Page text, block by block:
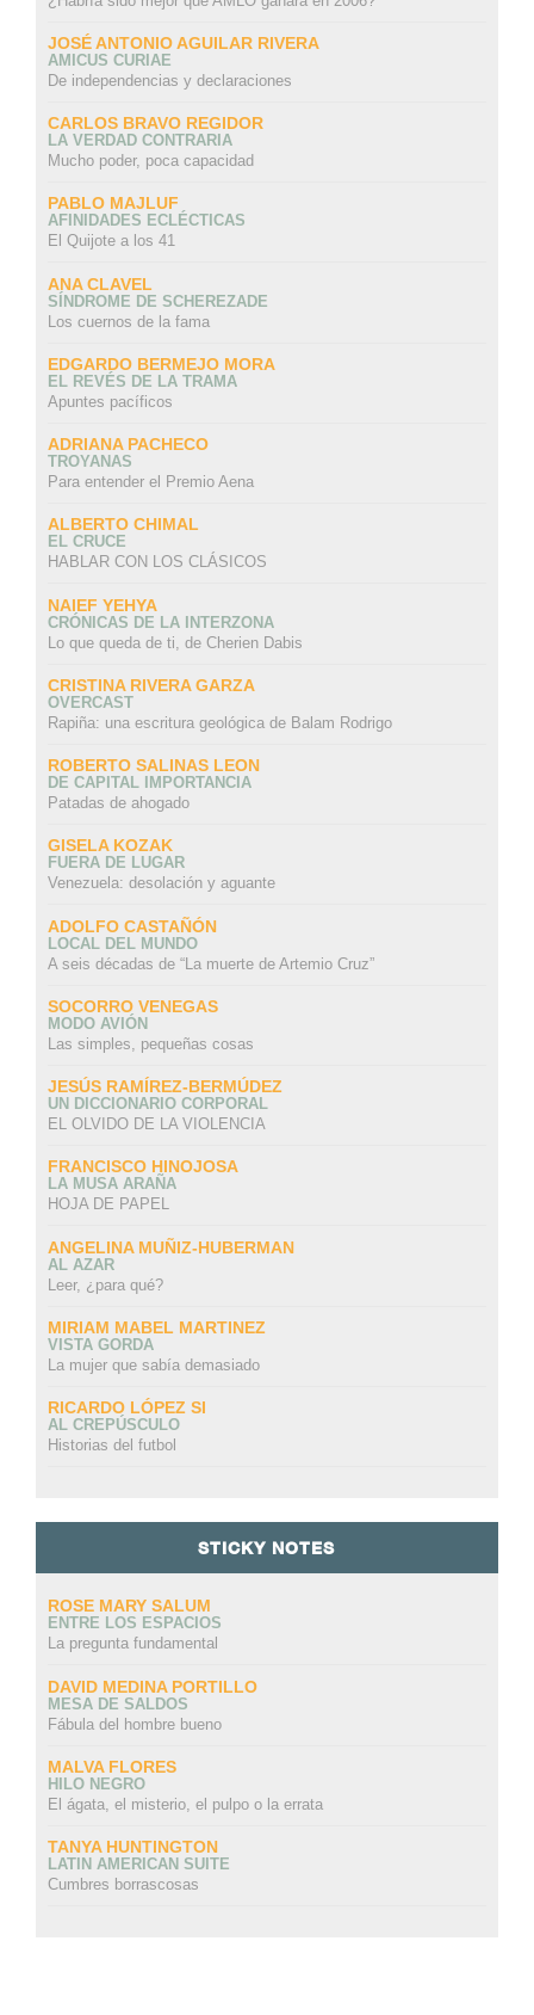
JOSÉ ANTONIO AGUILAR RIVERA
AMICUS CURIAE
De independencias y declaraciones
CARLOS BRAVO REGIDOR
LA VERDAD CONTRARIA
Mucho poder, poca capacidad
PABLO MAJLUF
AFINIDADES ECLÉCTICAS
El Quijote a los 41
ANA CLAVEL
SÍNDROME DE SCHEREZADE
Los cuernos de la fama
EDGARDO BERMEJO MORA
EL REVÉS DE LA TRAMA
Apuntes pacíficos
ADRIANA PACHECO
TROYANAS
Para entender el Premio Aena
ALBERTO CHIMAL
EL CRUCE
HABLAR CON LOS CLÁSICOS
NAIEF YEHYA
CRÓNICAS DE LA INTERZONA
Lo que queda de ti, de Cherien Dabis
CRISTINA RIVERA GARZA
OVERCAST
Rapiña: una escritura geológica de Balam Rodrigo
ROBERTO SALINAS LEON
DE CAPITAL IMPORTANCIA
Patadas de ahogado
GISELA KOZAK
FUERA DE LUGAR
Venezuela: desolación y aguante
ADOLFO CASTAÑÓN
LOCAL DEL MUNDO
A seis décadas de “La muerte de Artemio Cruz”
SOCORRO VENEGAS
MODO AVIÓN
Las simples, pequeñas cosas
JESÚS RAMÍREZ-BERMÚDEZ
UN DICCIONARIO CORPORAL
EL OLVIDO DE LA VIOLENCIA
FRANCISCO HINOJOSA
LA MUSA ARAÑA
HOJA DE PAPEL
ANGELINA MUÑIZ-HUBERMAN
AL AZAR
Leer, ¿para qué?
MIRIAM MABEL MARTINEZ
VISTA GORDA
La mujer que sabía demasiado
RICARDO LÓPEZ SI
AL CREPÚSCULO
Historias del futbol
STICKY NOTES
ROSE MARY SALUM
ENTRE LOS ESPACIOS
La pregunta fundamental
DAVID MEDINA PORTILLO
MESA DE SALDOS
Fábula del hombre bueno
MALVA FLORES
HILO NEGRO
El ágata, el misterio, el pulpo o la errata
TANYA HUNTINGTON
LATIN AMERICAN SUITE
Cumbres borrascosas